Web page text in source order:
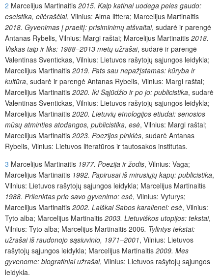
2 Marcelijus Martinaitis 2015. Kaip katinai uodega peles gaudo:
eseistika, eilėraščiai, Vilnius: Alma littera; Marcelijus Martinaitis
2018. Gyvenimas į praeitį: prisiminimų atšvaitai, sudarė ir parengė
Antanas Rybelis, Vilnius: Margi raštai; Marcelijus Martinaitis 2018.
Viskas taip ir liks: 1988–2013 metų užrašai, sudarė ir parengė
Valentinas Sventickas, Vilnius: Lietuvos rašytojų sąjungos leidykla;
Marcelijus Martinaitis 2019. Pats sau nepažįstamas: kūryba ir
kultūra, sudarė ir parengė Antanas Rybelis, Vilnius: Margi raštai;
Marcelijus Martinaitis 2020. Iki Sąjūdžio ir po jo: publicistika, sudarė
Valentinas Sventickas, Vilnius: Lietuvos rašytojų sąjungos leidykla;
Marcelijus Martinaitis 2020. Lietuvių etnologijos etiudai: senosios
mūsų atminties atodangos, publicistika, esė, Vilnius: Margi raštai;
Marcelijus Martinaitis 2023. Poezijos pinklės, sudarė Antanas
Rybelis, Vilnius: Lietuvos literatūros ir tautosakos institutas.
3 Marcelijus Martinaitis 1977. Poezija ir žodis, Vilnius: Vaga;
Marcelijus Martinaitis 1992. Papirusai iš mirusiųjų kapų: publicistika,
Vilnius: Lietuvos rašytojų sąjungos leidykla; Marcelijus Martinaitis
1988. Prilenktas prie savo gyvenimo: esė, Vilnius: Vyturys;
Marcelijus Martinaitis 2002. Laiškai Sabos karalienei: esė, Vilnius:
Tyto alba; Marcelijus Martinaitis 2003. Lietuviškos utopijos: tekstai,
Vilnius: Tyto alba; Marcelijus Martinaitis 2006. Tylintys tekstai:
užrašai iš raudonojo sąsiuvinio, 1971–2001, Vilnius: Lietuvos
rašytojų sąjungos leidykla; Marcelijus Martinaitis 2009. Mes
gyvenome: biografiniai užrašai, Vilnius: Lietuvos rašytojų sąjungos
leidykla.